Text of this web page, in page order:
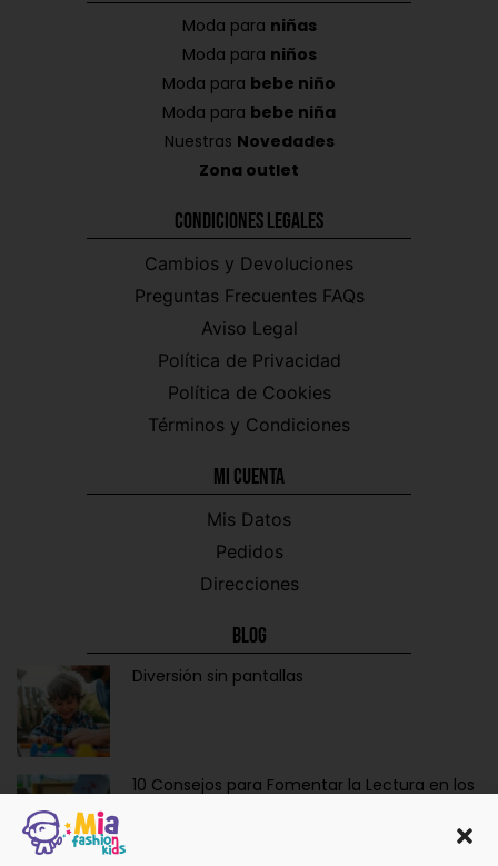
Moda para niñas
Moda para niños
Moda para bebe niño
Moda para bebe niña
Nuestras Novedades
Zona outlet
Condiciones Legales
Cambios y Devoluciones
Preguntas Frecuentes FAQs
Aviso Legal
Política de Privacidad
Política de Cookies
Términos y Condiciones
Mi CUENTA
Mis Datos
Pedidos
Direcciones
Blog
Diversión sin pantallas
10 Consejos para Fomentar la Lectura en los